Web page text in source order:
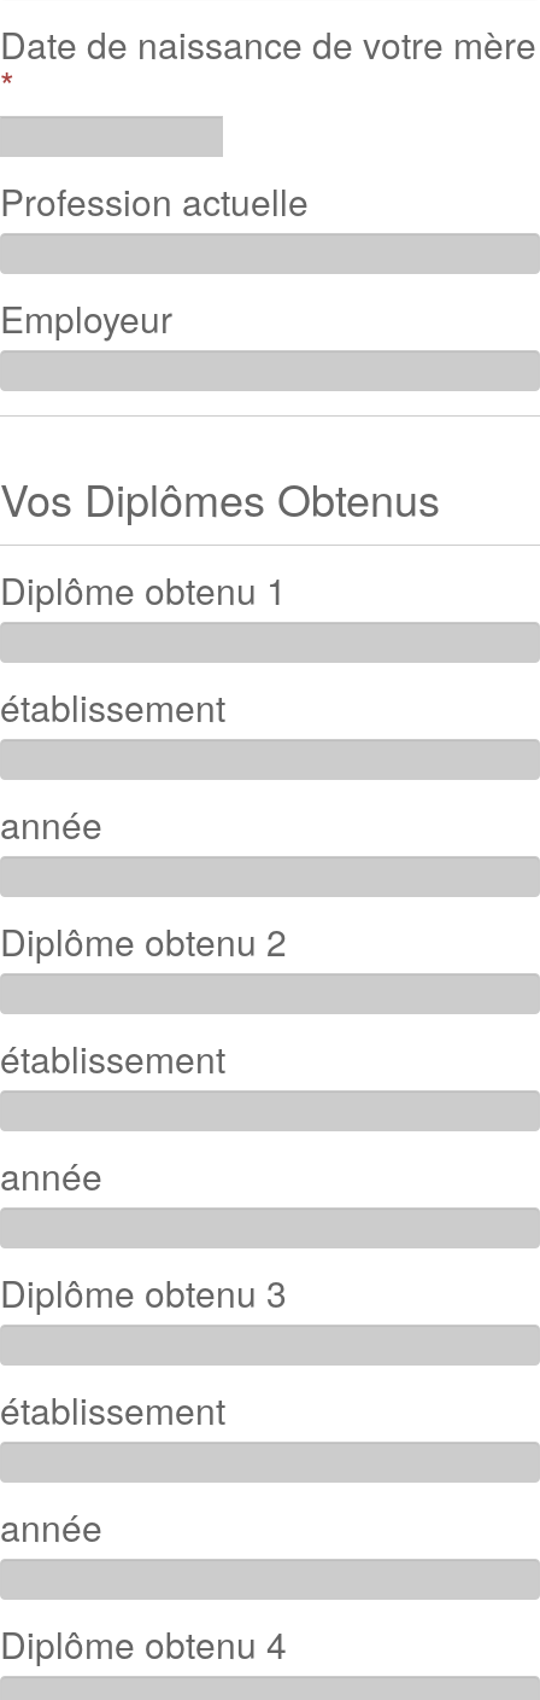
Date de naissance de votre mère
*
Profession actuelle
Employeur
Vos Diplômes Obtenus
Diplôme obtenu 1
établissement
année
Diplôme obtenu 2
établissement
année
Diplôme obtenu 3
établissement
année
Diplôme obtenu 4